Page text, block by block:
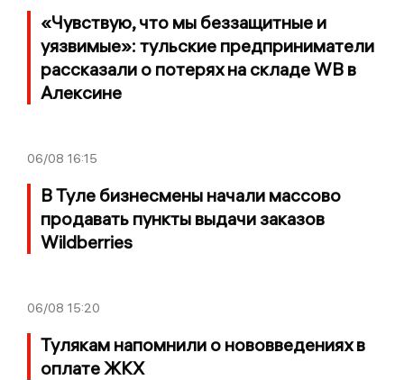
«Чувствую, что мы беззащитные и
уязвимые»: тульские предприниматели
рассказали о потерях на складе WB в
Алексине
06/08 16:15
В Туле бизнесмены начали массово
продавать пункты выдачи заказов
Wildberries
06/08 15:20
Тулякам напомнили о нововведениях в
оплате ЖКХ